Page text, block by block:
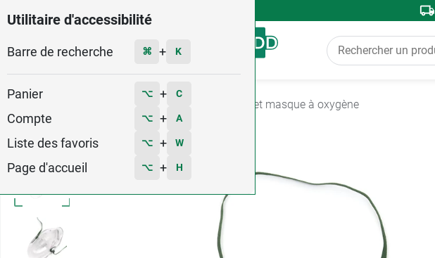
Utilitaire d'accessibilité
Barre de recherche ⌘ + K
Panier ⌥ + C
Compte ⌥ + A
Liste des favoris ⌥ + W
Page d'accueil ⌥ + H
Menu
Lunettes et masque à oxygène